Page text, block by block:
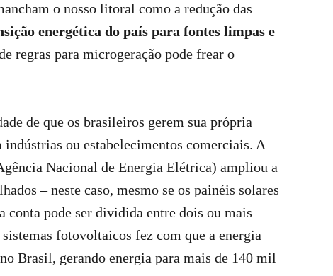
o nosso litoral como a redução das
energética do país para fontes limpas e
regras para microgeração pode frear o
de que os brasileiros gerem sua própria
indústrias ou estabelecimentos comerciais. A
Nacional de Energia Elétrica) ampliou a
– neste caso, mesmo se os painéis solares
pode ser dividida entre dois ou mais
fotovoltaicos fez com que a energia
Brasil, gerando energia para mais de 140 mil